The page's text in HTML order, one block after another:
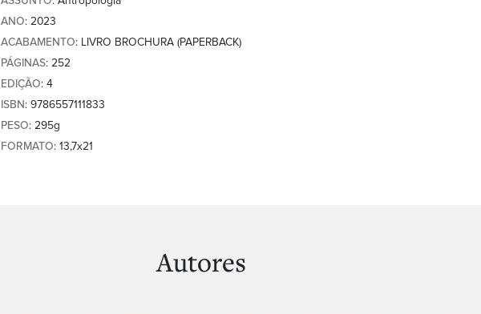
ANO: 2023
ACABAMENTO: LIVRO BROCHURA (PAPERBACK)
PÁGINAS: 252
EDIÇÃO: 4
ISBN: 9786557111833
PESO: 295g
FORMATO: 13,7x21
Autores